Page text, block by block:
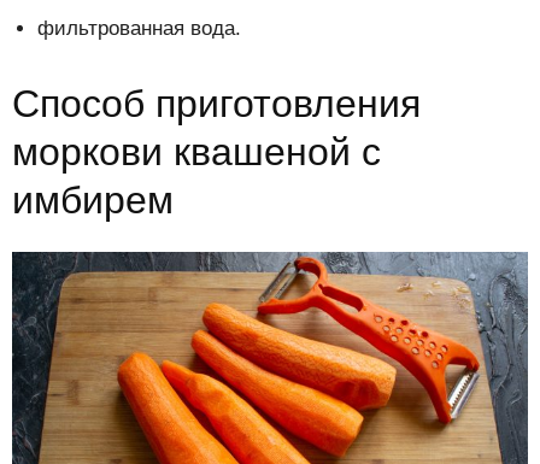
фильтрованная вода.
Способ приготовления
моркови квашеной с
имбирем